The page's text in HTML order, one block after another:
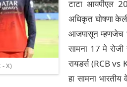
- X)
टाटा आयपीएल
अधिकृत घोषणा
आजपासून म्हणजेच
सामना 17 मे
रायडर्स (RCB vs
हा सामना